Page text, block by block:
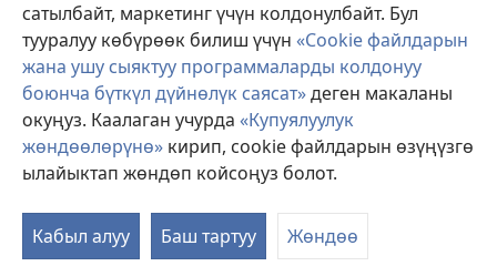
сатылбайт, маркетинг үчүн колдонулбайт. Бул
тууралуу көбүрөөк билиш үчүн «Cookie файлдарын
жана ушу сыяктуу программаларды колдонуу
боюнча бүткүл дүйнөлүк саясат»деген макаланы
окуңуз. Каалаган учурда «Купуялуулук
жөндөөлөрүнө» кирип, cookie файлдарын өзүңүзгө
ылайыктап жөндөп койсоңуз болот.
Кабыл алуу Баш тартуу Жөндөө
Watchtower Library
Copyright© 2026 Watch Tower Bible and Tract Society of Pennsylvania.
КОЛДОНУУ ШАРТТАРЫ| КУПУЯЛУУЛУК САЯСАТЫ
ЖӨНДӨӨЛӨРҮ